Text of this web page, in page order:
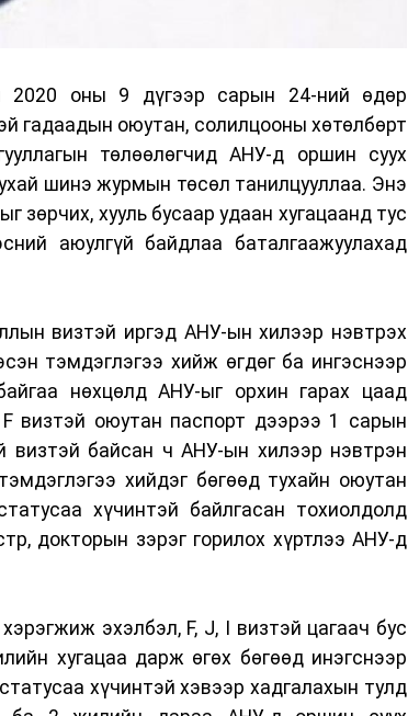
оны 9 дүгээр сарын 24-ний өдөр
гадаадын оюутан, солилцооны хөтөлбөрт
төлөөлөгчид АНУ-д оршин суух
шинэ журмын төсөл танилцууллаа. Энэ
хууль бусаар удаан хугацаанд тус
аюулгүй байдлаа баталгаажуулахад
визтэй иргэд АНУ-ын хилээр нэвтрэх
тэмдэглэгээ хийж өгдөг ба ингэснээр
нөхцөлд АНУ-ыг орхин гарах цаад
F визтэй оюутан паспорт дээрээ 1 сарын
визтэй байсан ч АНУ-ын хилээр нэвтрэн
хийдэг бөгөөд тухайн оюутан
хүчинтэй байлгасан тохиолдолд
докторын зэрэг горилох хүртлээ АНУ-д
эхэлбэл, F, J, I визтэй цагаач бус
хугацаа дарж өгөх бөгөөд инэгснээр
хүчинтэй хэвээр хадгалахын тулд